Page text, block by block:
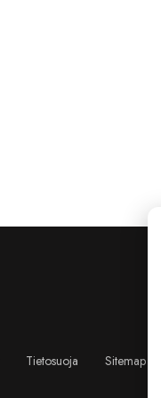
Tietosuoja Sitemap